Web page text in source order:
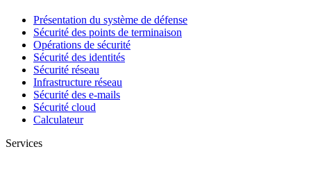
Présentation du système de défense
Sécurité des points de terminaison
Opérations de sécurité
Sécurité des identités
Sécurité réseau
Infrastructure réseau
Sécurité des e-mails
Sécurité cloud
Calculateur
Services